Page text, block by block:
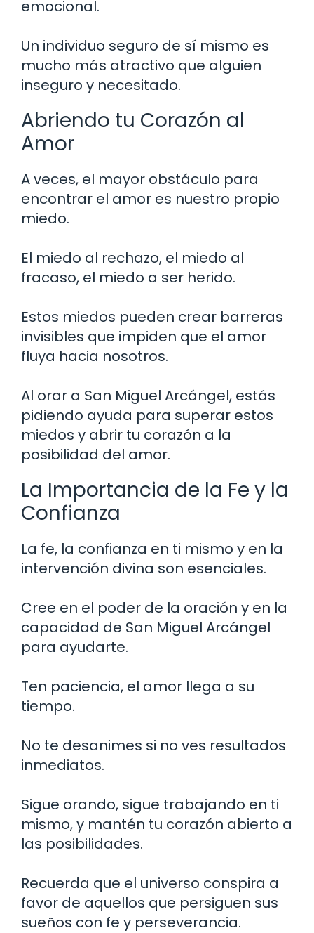
emocional.
Un individuo seguro de sí mismo es
mucho más atractivo que alguien
inseguro y necesitado.
Abriendo tu Corazón al
Amor
A veces, el mayor obstáculo para
encontrar el amor es nuestro propio
miedo.
El miedo al rechazo, el miedo al
fracaso, el miedo a ser herido.
Estos miedos pueden crear barreras
invisibles que impiden que el amor
fluya hacia nosotros.
Al orar a San Miguel Arcángel, estás
pidiendo ayuda para superar estos
miedos y abrir tu corazón a la
posibilidad del amor.
La Importancia de la Fe y la
Confianza
La fe, la confianza en ti mismo y en la
intervención divina son esenciales.
Cree en el poder de la oración y en la
capacidad de San Miguel Arcángel
para ayudarte.
Ten paciencia, el amor llega a su
tiempo.
No te desanimes si no ves resultados
inmediatos.
Sigue orando, sigue trabajando en ti
mismo, y mantén tu corazón abierto a
las posibilidades.
Recuerda que el universo conspira a
favor de aquellos que persiguen sus
sueños con fe y perseverancia.